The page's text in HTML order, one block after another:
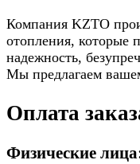
Компания KZTO
отопления, которые
надежность,
Мы предлагаем
Оплата
Физические